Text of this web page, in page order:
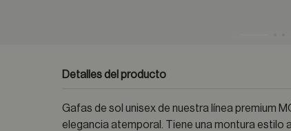
Detalles del producto
Gafas de sol unisex de nuestra línea premium
elegancia atemporal. Tiene una montura estilo